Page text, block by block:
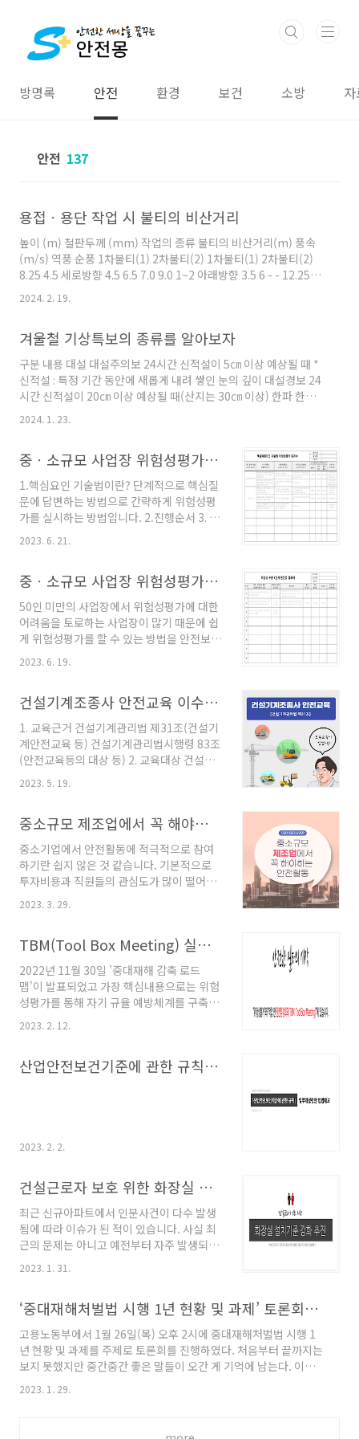
방명록 안전 환경 보건 소방
안전 137
용접ㆍ용단 작업 시 불티의 비산거리
높이 (m) 철판두께 (mm) 작업의 종류 불티의 비산거리(m) 풍속
(m/s) 역풍 순풍 1차불티(1) 2차불티(2) 1차불티(1) 2차불티(2)
8.25 4.5 세로방향 4.5 6.5 7.0 9.0 1~2 아래방향 3.5 6 - - 12.25
4.5 세로방향 5.5 7.0 6.0 9.5 1~2 아래방향 3.5 6.0 - - 15 4.5 세로
방향 4.5 6.0 8.0 11.0 2~3 9 6.0 12.0 8.5 12.0 16 5.5 7.0 9.0 12.0
8.0 - - 25 6.0 9.0 - - 20 4.5 세로방향 4.0 6.0 8.0 12.0 4~5 9 4.5
6.0 9.0 15.0 16 4...
2024. 2. 19.
겨울철 기상특보의 종류를 알아보자
구분 내용 대설 대설주의보 24시간 신적설이 5㎝ 이상 예상될 때 *
신적설 : 특정 기간 동안에 새롭게 내려 쌓인 눈의 깊이 대설경보 24
시간 신적설이 20㎝ 이상 예상될 때(산지는 30㎝ 이상) 한파 한파
주의보 - 아침 최저기온이 영하 12℃ 이하가 2일 이상 지속될 것이
예상될 때 - 아침 최저기온이 전날보다 10℃ 이상 하강하여 3℃ 이
으로 중대한 피해가 예상될 때 한파경보 - 아침 최저기온이 영하
15℃ 이하가 2일 이상 지속될 것이 예상될 때 - 아침 최저기온이 전
날보다 15℃ 이상 하강하여 3℃ 이하이고 평년값보다 3℃가 낮을
것으로 예상될 때 - 급격한 저온현상으로 광범위한 지역에서 중대
한 피해가 예상될 때 강풍 강풍주의보 ..
2024. 1. 23.
중ㆍ소규모 사업장 위험성평가 방법_#1.핵심요인 기술법
1.핵심요인 기술법이란? 단계적으로 핵심질
문에 답변하는 방법으로 간략하게 위험성평
가를 실시하는 방법입니다. 2.진행순서 3. 단
계별 세부절차 1) 유해위험요인이 있는가? -
평가대상 내 유해위험요인을 가지고 있는 작
있 수 있는가? - 파악한 각 유해위험요인에
대해 피해를 입을 수 있는 근로자 및 피해 상
황 파악 3) 현재 시행중인 조치는 무엇인가?
- 현재의 안전보건조치를 파악하고 적절한지
검토 4) 추가적으로 필요한 조치는 무엇인
가? - 제거,대체,추가적인 안전조치 순서대
조치하는가? - 유해위험요인의 특성, 소요예
산, 사업장 여건을 고려하여 개선일정 계획과
조치 담당자 지정 6) 관련근거: 파악된 유해
위험요인과..
2023. 6. 21.
중ㆍ소규모 사업장 위험성평가 방법_#1.위험성 수준 3단계 판단법
50인 미만의 사업장에서 위험성평가에 대한
어려움을 토로하는 사업장이 많기 때문에 쉽
게 위험성평가를 할 수 있는 방법을 안전보건
공단에서 안내하고 있습니다. 개인적으로는
어려워서 못하는것보다는 할 마음이 없거나,
핑계를 대고 있는게 아닌가 생각됩니다. 아무
리 양식을 쉽게해봐야 할 마음이 없는 사람에
게는 어렵게만 느껴지기 때문입니다. 실제로
도 양식을 보면 쉽지는 않을것 같습니다. 하
지만 무엇보다 시작하는 것이 중요하기 때문
에 접근성이 좋아진 만큼 50인 미만의 사업
니다. 어렵다고 해서 쉽게 만들었기 때문에
이제는 빠져나갈 구멍이 없습니다. No 위험
성평가의 종류 비 고 권장사업장 1 3단계 판
단법 - 위험성의 정도를 이해하..
2023. 6. 19.
건설기계조종사 안전교육 이수 대상자 및 방법
1. 교육근거 건설기계관리법 제31조(건설기
계안전교육 등) 건설기계관리법시행령 83조
(안전교육등의 대상 등) 2. 교육대상 건설기
계조종사면허증 취득자 구 분 교육대상기계
일반건설기계 불도저, 굴착기,로더,롤러 하
공기, 타워크레인, 쇄석기, 공기압축기, 이동
식 콘크리트펌프, 준설선 ※ 2021년도에 코
로나19로 인해 한시적으로 안전보건공단에
서 사이버교육 2시간 이수자에게 3톤미만 지
게차 운전원의 자격을 부여한 사람은 보수교
육 대상자에 해당되지 않음 (면허증을 발급
기한 비 고 조종사면허 최초발급일
2009.12.31. 이전 2021.12.31.
2010.1.1~2014.12.31 2022.12.31.
2015.1.1...
2023. 5. 19.
중소규모 제조업에서 꼭 해야하는 안전활동은?
중소기업에서 안전활동에 적극적으로 참여
하기란 쉽지 않은 것 같습니다. 기본적으로
투자비용과 직원들의 관심도가 많이 떨어지
기 때문입니다. 하지만 할 수 없다고 손 놓고
있다가는 중대재해라는 엄청난 재앙이 덮칠
봐야 합니다. 의지만 있다면 정부지원이나,
안전보건공단 홈페이지만 찾아봐도 자료는
차고 넘치기 때문에 언제든지 적용할 수 있습
니다. 그럼에도 불구하고 이행하지 않는 이유
를 꼽자면 중소기업에는 안전관리자가 없는
경우가 많기때문이고, 있더라도 겸직인 경우
것입니다. 하지만 안전관리자가 없다고 이행
이 불가능한 것이 아닙니다. 안전은 안전관리
2023. 3. 29.
TBM(Tool Box Meeting) 실시 목적과 방법(이제는 해야만 한다.)
2022년 11월 30일 '중대재해 감축 로드
맵'이 발표되었고 가장 핵심내용으로는 위험
성평가를 통해 자기 규율 예방체계를 구축하
는 것이라고 발표하였습니다. 노사가 함께 참
여하여 위험성평가를 실시하고 그 결과를 작
과 개선대책을 반복해서 전달교육을 해야만
다름이 없으므로 사업주와 근로자와의 협의
자들이 가장 힘들것으로 생각되는데 욕먹을
각오하고 진행해야만 합니다. 우선 왜 해야만
하는지에 대해 설득하는 과정이 필요하고, 지
속적인 교육도 필요합니다. 그리고 사업..
2023. 2. 12.
산업안전보건기준에 관한 규칙 일부개정령안 입법예고
2023. 2. 2.
건설근로자 보호 위한 화장실 설치기준 강화 추진 (입법예고)
최근 신규아파트에서 인분사건이 다수 발생
됨에 따라 이슈가 된 적이 있습니다. 사실 최
근의 문제는 아니고 예전부터 자주 발생되던
문제였지만 아직까지는 크게 이슈가 되지 않
았었습니다. 하지만 시대가 변하고 다양한
이제는 올바른 방향으로 법개정까지 이루어
지게 된 것 같습니다. 고용노동부에서는
1.30~3.13일 까지 건설현장 화장실 설치기
준에 근로자 수 기준 을 추가하여 건설근로자
의 고용개선 등에 관한 법률 개정안을 입법예
고 했습니다. 내용을 살펴보면 다음과 같습니
2023. 1. 31.
‘중대재해처벌법 시행 1년 현황 및 과제’ 토론회를 보면서...
고용노동부에서 1월 26일(목) 오후 2시에 중대재해처벌법 시행 1
년 현황 및 과제를 주제로 토론회를 진행하였다. 처음부터 끝까지는
보지 못했지만 중간중간 좋은 말들이 오간 게 기억에 남는다. 이런
토론회로 인해 곧바로 무엇인가 바뀐다고는 생각하지는 않지만 긍
정적인 효과로 이어지길 기대하는 한 사람으로서 아쉬운 점을 남겨
2023. 1. 29.